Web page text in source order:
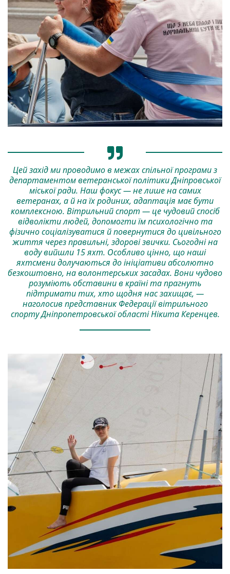
Цей захід ми проводимо в межах спільної програми з
департаментом ветеранської політики Дніпровської
міської ради. Наш фокус — не лише на самих
ветеранах, а й на їх родиних, адаптація має бути
комплексною. Вітрильний спорт — це чудовий спосіб
відволікти людей, допомогти їм психологічно та
фізично соціалізуватися й повернутися до цивільного
життя через правильні, здорові звички. Сьогодні на
воду вийшли 15 яхт. Особливо цінно, що наші
яхтсмени долучаються до ініціативи абсолютно
безкоштовно, на волонтерських засадах. Вони чудово
розуміють обставини в країні та прагнуть
підтримати тих, хто щодня нас захищає, —
наголосив представник Федерації вітрильного
спорту Дніпропетровської області Нікита Керенцев.